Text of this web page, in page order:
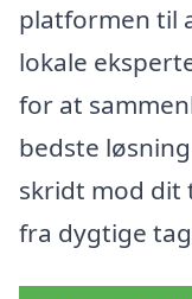
platformen til
lokale
for at
bedste
skridt mod dit
fra dygtige